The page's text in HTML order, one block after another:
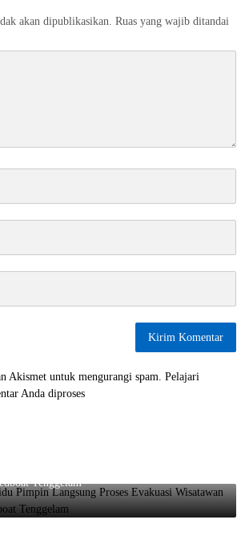
akan dipublikasikan. Ruas yang wajib ditandai
Akismet untuk mengurangi spam. Pelajari
Anda diproses
Pimpin Langsung Proses Evakuasi Wisatawan
Tenggelam